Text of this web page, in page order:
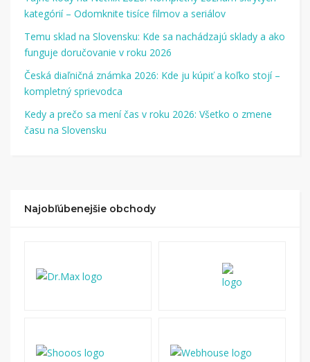
kategórií – Odomknite tisíce filmov a seriálov
Temu sklad na Slovensku: Kde sa nachádzajú sklady a ako
funguje doručovanie v roku 2026
Česká diaľničná známka 2026: Kde ju kúpiť a koľko stojí –
kompletný sprievodca
Kedy a prečo sa mení čas v roku 2026: Všetko o zmene
času na Slovensku
Najobľúbenejšie obchody